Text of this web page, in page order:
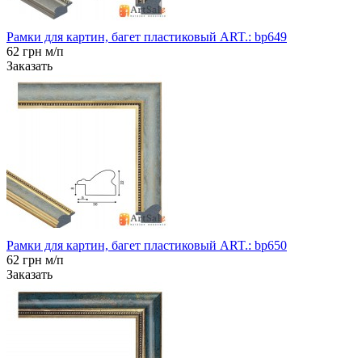
Рамки для картин, багет пластиковый ART.: bp649
62 грн м/п
Заказать
Рамки для картин, багет пластиковый ART.: bp650
62 грн м/п
Заказать